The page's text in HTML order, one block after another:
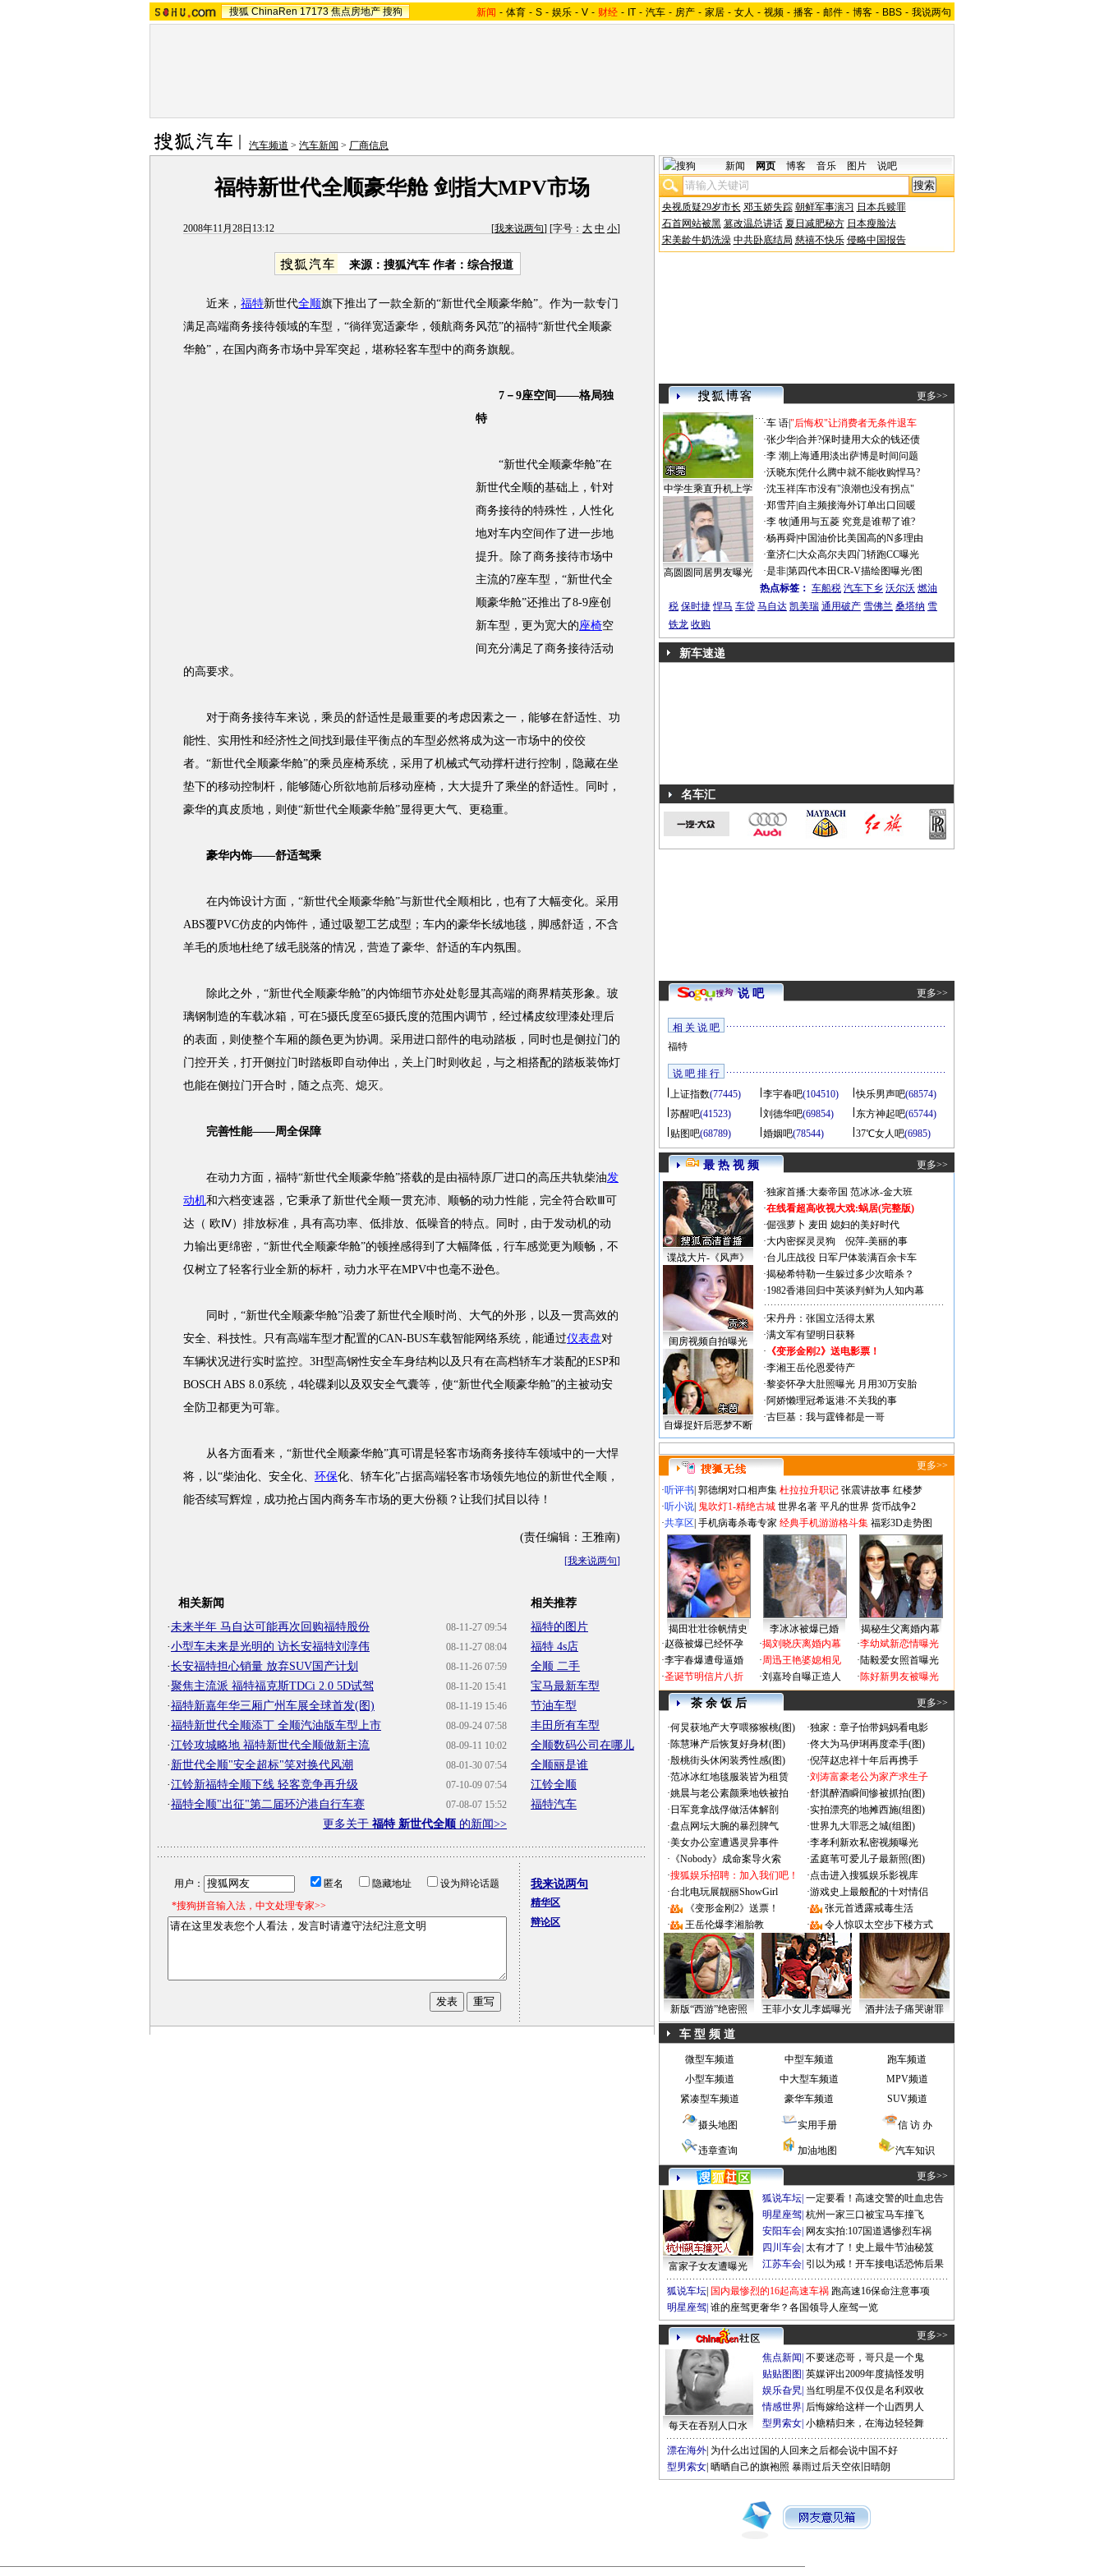
搜狐 ChinaRen 17173 焦点房地产 搜狗 新闻 - 体育 - S - 娱乐 - V - 财经 - IT - 汽车 - 房产 - 家居 - 女人 - 视频 - 播客 - 邮件 - 博客 - BBS - 我说两句
汽车频道 > 汽车新闻 > 厂商信息
福特新世代全顺豪华舱 剑指大MPV市场
2008年11月28日13:12 [我来说两句] [字号： 大 中 小]
来源：搜狐汽车 作者：综合报道
近来， 福特新世代全顺旗下推出了一款全新的“新世代全顺豪华舱”。作为一款专门
满足高端商务接待领域的车型，“徜徉宽适豪华，领航商务风范”的福特“新世代全顺豪
华舱”，在国内商务市场中异军突起，堪称轻客车型中的商务旗舰。
7－9座空间――格局独
特
“新世代全顺豪华舱”在
新世代全顺的基础上，针对
商务接待的特殊性，人性化
地对车内空间作了进一步地
提升。除了商务接待市场中
主流的7座车型，“新世代全
顺豪华舱”还推出了8-9座创
新车型，更为宽大的座椅空
间充分满足了商务接待活动
的高要求。
对于商务接待车来说，乘员的舒适性是最重要的考虑因素之一，能够在舒适性、功
能性、实用性和经济性之间找到最佳平衡点的车型必然将成为这一市场中的佼佼
者。“新世代全顺豪华舱”的乘员座椅系统，采用了机械式气动撑杆进行控制，隐藏在坐
垫下的移动控制杆，能够随心所欲地前后移动座椅，大大提升了乘坐的舒适性。同时，
豪华的真皮质地，则使“新世代全顺豪华舱”显得更大气、更稳重。
豪华内饰――舒适驾乘
在内饰设计方面，“新世代全顺豪华舱”与新世代全顺相比，也有了大幅变化。采用
ABS覆PVC仿皮的内饰件，通过吸塑工艺成型；车内的豪华长绒地毯，脚感舒适，不含
羊毛的质地杜绝了绒毛脱落的情况，营造了豪华、舒适的车内氛围。
除此之外，“新世代全顺豪华舱”的内饰细节亦处处彰显其高端的商界精英形象。玻
璃钢制造的车载冰箱，可在5摄氏度至65摄氏度的范围内调节，经过橘皮纹理漆处理后
的表面，则使整个车厢的颜色更为协调。采用进口部件的电动踏板，同时也是侧拉门的
门控开关，打开侧拉门时踏板即自动伸出，关上门时则收起，与之相搭配的踏板装饰灯
也能在侧拉门开合时，随之点亮、熄灭。
完善性能――周全保障
在动力方面，福特“新世代全顺豪华舱”搭载的是由福特原厂进口的高压共轨柴油发
动机和六档变速器，它秉承了新世代全顺一贯充沛、顺畅的动力性能，完全符合欧Ⅲ可
达（ 欧Ⅳ）排放标准，具有高功率、低排放、低噪音的特点。同时，由于发动机的动
力输出更绵密，“新世代全顺豪华舱”的顿挫感得到了大幅降低，行车感觉更为顺畅，不
仅树立了轻客行业全新的标杆，动力水平在MPV中也毫不逊色。
同时，“新世代全顺豪华舱”沿袭了新世代全顺时尚、大气的外形，以及一贯高效的
安全、科技性。只有高端车型才配置的CAN-BUS车载智能网络系统，能通过仪表盘对
车辆状况进行实时监控。3H型高钢性安全车身结构以及只有在高档轿车才装配的ESP和
BOSCH ABS 8.0系统，4轮碟剎以及双安全气囊等，使“新世代全顺豪华舱”的主被动安
全防卫都更为可靠。
从各方面看来，“新世代全顺豪华舱”真可谓是轻客市场商务接待车领域中的一大悍
将，以“柴油化、安全化、 环保化、轿车化”占据高端轻客市场领先地位的新世代全顺，
能否续写辉煌，成功抢占国内商务车市场的更大份额？让我们拭目以待！
(责任编辑：王雅南)
[我来说两句]
相关新闻
08-11-27 09:54
·未来半年 马自达可能再次回购福特股份
08-11-27 08:04
·小型车未来是光明的 访长安福特刘淳伟
08-11-26 07:59
·长安福特担心销量 放弃SUV国产计划
08-11-20 15:41
·聚焦主流派 福特福克斯TDCi 2.0 5D试驾
08-11-19 15:46
·福特新嘉年华三厢广州车展全球首发(图)
08-09-24 07:58
·福特新世代全顺添丁 全顺汽油版车型上市
08-09-11 10:02
·江铃攻城略地 福特新世代全顺做新主流
08-01-30 07:54
· 新世代全顺"安全超标"笑对换代风潮
07-10-09 07:54
·江铃新福特全顺下线 轻客竞争再升级
07-08-07 15:52
·福特全顺"出征"第二届环沪港自行车赛
更多关于 福特 新世代全顺 的新闻>>
相关推荐
福特的图片
福特 4s店
全顺 二手
宝马最新车型
节油车型
丰田所有车型
全顺数码公司在哪儿
全顺丽是谁
江铃全顺
福特汽车
用户： 匿名 隐藏地址
设为辩论话题
*搜狗拼音输入法，中文处理专家>>
我来说两句
精华区
辩论区
新闻 网页 博客 音乐 图片 说吧
央视质疑29岁市长 邓玉娇失踪 朝鲜军事演习 日本兵赎罪
石首网站被黑 篡改温总讲话 夏日减肥秘方 日本瘦脸法
宋美龄牛奶洗澡 中共卧底结局 慈禧不快乐 侵略中国报告
更多>>
中学生乘直升机上学
高圆圆同居男友曝光
·车 语|"后悔权"让消费者无条件退车
·张少华|合并?保时捷用大众的钱还债
·李 潮 上海通用淡出萨博是时间问题
·沃晓东|凭什么腾中就不能收购悍马?
·沈玉祥|车市没有"浪潮也没有拐点"
·郑雪芹| 自主频接海外订单出口回暖
·李 牧|通用与五菱 究竟是谁帮了谁?
·杨再舜|中国油价比美国高的N多理由
·童济仁|大众高尔夫四门轿跑CC曝光
·是非|第四代本田CR-V描绘图曝光/图
热点标签： 车船税 汽车下乡 沃尔沃 燃油
税 保时捷 悍马 车贷 马自达 凯美瑞 通用破产 雪佛兰 桑塔纳 雪
铁龙 收购
新车速递
名车汇
说 吧 更多>>
相 关 说 吧
福特
说 吧 排 行
上证指数(77445) 李宇春吧(104510) 快乐男声吧(68574)
苏醒吧(41523) 刘德华吧(69854) 东方神起吧(65744)
贴图吧(68789) 婚姻吧(78544) 37℃女人吧(6985)
最 热 视 频 更多>>
谍战大片-《风声》
闺房视频自拍曝光
自爆捉奸后恶梦不断
·独家首播:大秦帝国 范冰冰-金大班
·在线看超高收视大戏:蜗居(完整版)
·倔强萝卜 麦田 媳妇的美好时代
·大内密探灵灵狗
倪萍-美丽的事
·台儿庄战役 日军尸体装满百余卡车
·揭秘希特勒一生躲过多少次暗杀？
·1982香港回归中英谈判鲜为人知内幕
·宋丹丹：张国立活得太累
·满文军有望明日获释
· 《变形金刚2》送电影票！
·李湘王岳伦恩爱待产
·黎姿怀孕大肚照曝光 月用30万安胎
·阿娇懒理冠希返港:不关我的事
·古巨基：我与霆锋都是一哥
更多>>
·听评书 郭德纲对口相声集 杜拉拉升职记 张震讲故事 红楼梦
·听小说 鬼吹灯1-精绝古城 世界名著 平凡的世界 货币战争2
·共享区 手机病毒杀毒专家 经典手机游游格斗集 福彩3D走势图
揭田壮壮徐帆情史 李冰冰被爆已婚
揭秘生父离婚内幕
·赵薇被爆已经怀孕
·李宇春爆遭母逼婚
·圣诞节明信片八折
·揭刘晓庆离婚内幕
·周迅王艳婆媳相见
·刘嘉玲自曝正造人
·李幼斌新恋情曝光
·陆毅爱女照首曝光
·陈好新男友被曝光
茶 余 饭 后 更多>>
·何炅获地产大亨喂猕猴桃(图) ·独家：章子怡带妈妈看电影
·陈慧琳产后恢复好身材(图) ·佟大为马伊琍再度牵手(图)
·殷桃街头休闲装秀性感(图) ·倪萍赵忠祥十年后再携手
·范冰冰红地毯服装皆为租赁 ·刘涛富豪老公为家产求生子
·姚晨与老公素颜乘地铁被拍 ·舒淇醉酒瞬间惨被抓拍(图)
· 日军竟拿战俘做活体解剖 ·实拍漂亮的地摊西施(组图)
·盘点网坛大腕的暴烈脾气 ·世界九大罪恶之城(组图)
·美女办公室遭遇灵异事件 ·李孝利新欢私密视频曝光
· 《Nobody》成命案导火索 ·孟庭苇可爱儿子最新照(图)
·搜狐娱乐招聘：加入我们吧！ ·点击进入搜狐娱乐影视库
·台北电玩展靓丽ShowGirl ·游戏史上最般配的十对情侣
·
《变形金刚2》送票！ ·
张元首透露戒毒生活
·
王岳伦爆李湘胎教 · 令人惊叹太空步下楼方式
新版“西游”绝密照 王菲小女儿李嫣曝光 酒井法子痛哭谢罪
车 型 频 道
微型车频道 中型车频道
跑车频道
小型车频道
中大型车频道
MPV频道
紧凑型车频道
豪华车频道 SUV频道
摄头地图 实用手册 信 访 办
违章查询 加油地图 汽车知识
更多>>
富家子女友遭曝光
狐说车坛 一定要看！高速交警的吐血忠告
明星座驾 杭州一家三口被宝马车撞飞
安阳车会 网友实拍:107国道遇惨烈车祸
四川车会 太有才了！史上最牛节油秘笈
江苏车会 引以为戒！开车接电话恐怖后果
狐说车坛 国内最惨烈的16起高速车祸 跑高速16保命注意事项
明星座驾 谁的座驾更奢华？各国领导人座驾一览
更多>>
每天在吞别人口水
焦点新闻 不要迷恋哥，哥只是一个鬼
贴贴图图 英媒评出2009年度搞怪发明
娱乐旮旯 当红明星不仅仅是名利双收
情感世界 后悔嫁给这样一个山西男人
型男索女 小糖精归来，在海边轻轻舞
漂在海外 为什么出过国的人回来之后都会说中国不好
型男索女 晒晒自己的旗袍照 暴雨过后天空依旧晴朗